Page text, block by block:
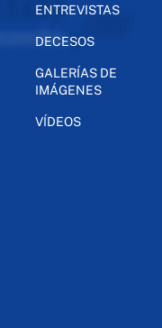
ENTREVISTAS
DECESOS
GALERÍAS DE
IMÁGENES
VÍDEOS